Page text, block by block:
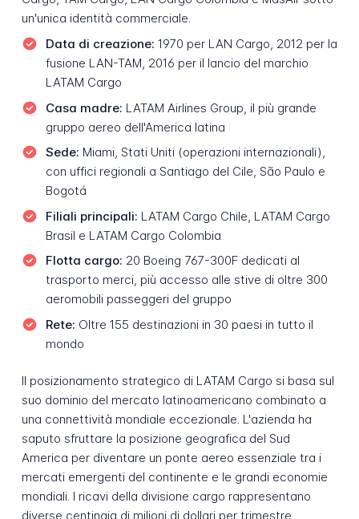
un'unica identità commerciale.
Data di creazione: 1970 per LAN Cargo, 2012 per la
fusione LAN-TAM, 2016 per il lancio del marchio
LATAM Cargo
Casa madre: LATAM Airlines Group, il più grande
gruppo aereo dell'America latina
Sede: Miami, Stati Uniti (operazioni internazionali),
con uffici regionali a Santiago del Cile, São Paulo e
Bogotá
Filiali principali: LATAM Cargo Chile, LATAM Cargo
Brasil e LATAM Cargo Colombia
Flotta cargo: 20 Boeing 767-300F dedicati al
trasporto merci, più accesso alle stive di oltre 300
aeromobili passeggeri del gruppo
Rete: Oltre 155 destinazioni in 30 paesi in tutto il
mondo
Il posizionamento strategico di LATAM Cargo si basa sul
suo dominio del mercato latinoamericano combinato a
una connettività mondiale eccezionale. L'azienda ha
saputo sfruttare la posizione geografica del Sud
America per diventare un ponte aereo essenziale tra i
mercati emergenti del continente e le grandi economie
mondiali. I ricavi della divisione cargo rappresentano
diverse centinaia di milioni di dollari per trimestre,